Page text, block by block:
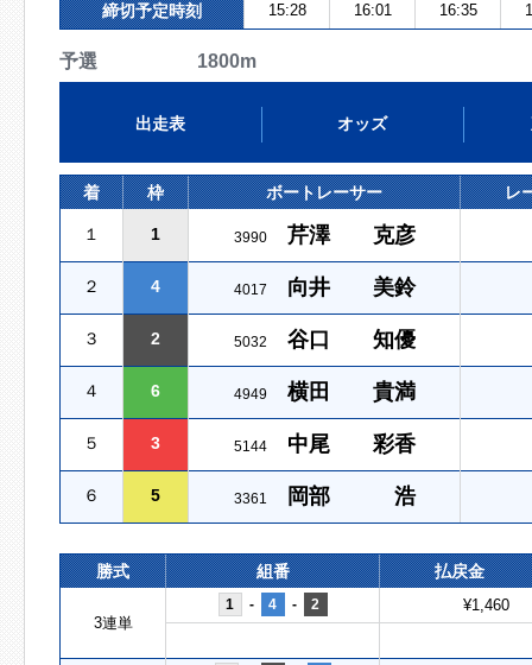
締切予定時刻 15:28 16:01 16:35
予選 1800m
出走表 オッズ
着 枠 ボートレーサー レ
１ 1 3990 芹澤 克彦
２ 4 4017 向井 美鈴
３ 2 5032 谷口 知優
４ 6 4949 横田 貴満
５ 3 5144 中尾 彩香
６ 5 3361 岡部 浩
勝式 組番 払戻金
3連単
1 - 4 - 2 ¥1,460